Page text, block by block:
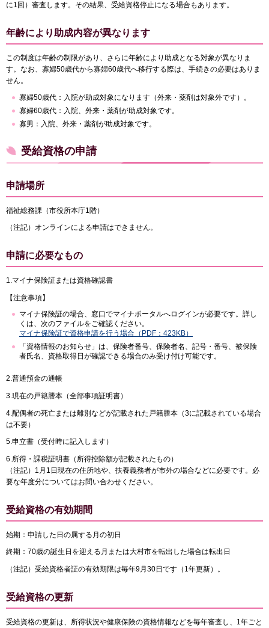
に1回）審査します。その結果、受給資格停止になる場合もあります。
年齢により助成内容が異なります
この制度は年齢の制限があり、さらに年齢により助成となる対象が異なりま
す。なお、寡婦50歳代から寡婦60歳代へ移行する際は、手続きの必要はありま
せん。
寡婦50歳代：入院が助成対象になります（外来・薬剤は対象外です）。
寡婦60歳代：入院、外来・薬剤が助成対象です。
寡男：入院、外来・薬剤が助成対象です。
受給資格の申請
申請場所
福祉総務課（市役所本庁1階）
（注記）オンラインによる申請はできません。
申請に必要なもの
1.マイナ保険証または資格確認書
【注意事項】
マイナ保険証の場合、窓口でマイナポータルへログインが必要です。詳し
くは、次のファイルをご確認ください。
マイナ保険証で資格申請を行う場合（PDF：423KB）
「資格情報のお知らせ」は、保険者番号、保険者名、記号・番号、被保険
者氏名、資格取得日が確認できる場合のみ受け付け可能です。
2.普通預金の通帳
3.現在の戸籍謄本（全部事項証明書）
4.配偶者の死亡または離別などが記載された戸籍謄本（3に記載されている場合
は不要）
5.申立書（受付時に記入します）
6.所得・課税証明書（所得控除額が記載されたもの）
（注記）1月1日現在の住所地や、扶養義務者が市外の場合などに必要です。必
要な年度分についてはお問い合わせください。
受給資格の有効期間
始期：申請した日の属する月の初日
終期：70歳の誕生日を迎える月または大村市を転出した場合は転出日
（注記）受給資格者証の有効期限は毎年9月30日です（1年更新）。
受給資格の更新
受給資格の更新は、所得状況や健康保険の資格情報などを毎年審査し、1年ごと